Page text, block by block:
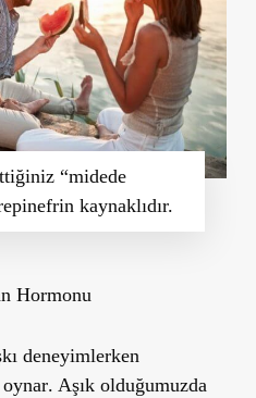
“midede
kaynaklıdır.
Hormonu
deneyimlerken
. Aşık olduğumuzda